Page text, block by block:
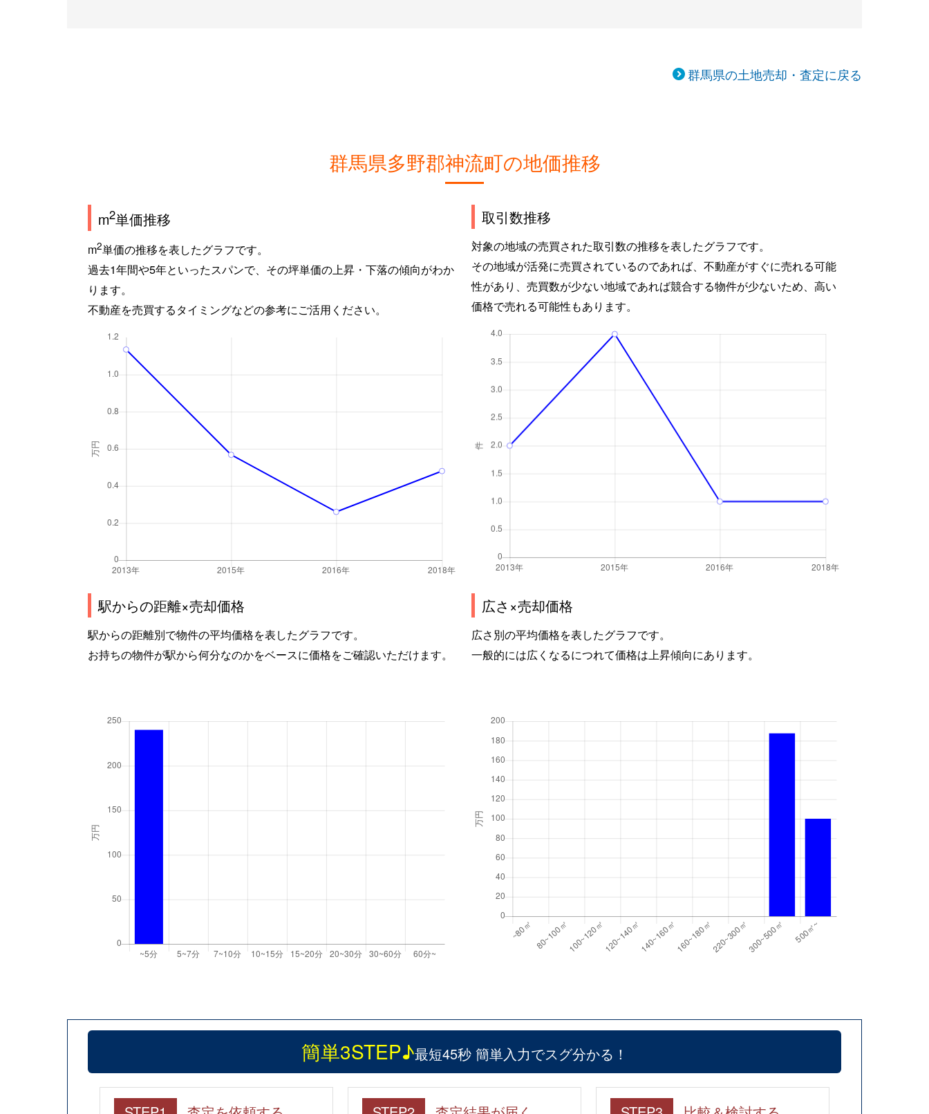
群馬県の土地売却・査定に戻る
群馬県多野郡神流町の地価推移
m2単価推移
m2単価の推移を表したグラフです。
過去1年間や5年といったスパンで、その坪単価の上昇・下落の傾向がわか
ります。
不動産を売買するタイミングなどの参考にご活用ください。
取引数推移
対象の地域の売買された取引数の推移を表したグラフです。
その地域が活発に売買されているのであれば、不動産がすぐに売れる可能
性があり、売買数が少ない地域であれば競合する物件が少ないため、高い
価格で売れる可能性もあります。
駅からの距離×売却価格
駅からの距離別で物件の平均価格を表したグラフです。
お持ちの物件が駅から何分なのかをベースに価格をご確認いただけます。
広さ×売却価格
広さ別の平均価格を表したグラフです。
一般的には広くなるにつれて価格は上昇傾向にあります。
簡単3STEP♪最短45秒 簡単入力でスグ分かる！